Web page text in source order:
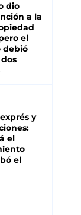
dio
a la
el
debió
y
el
el